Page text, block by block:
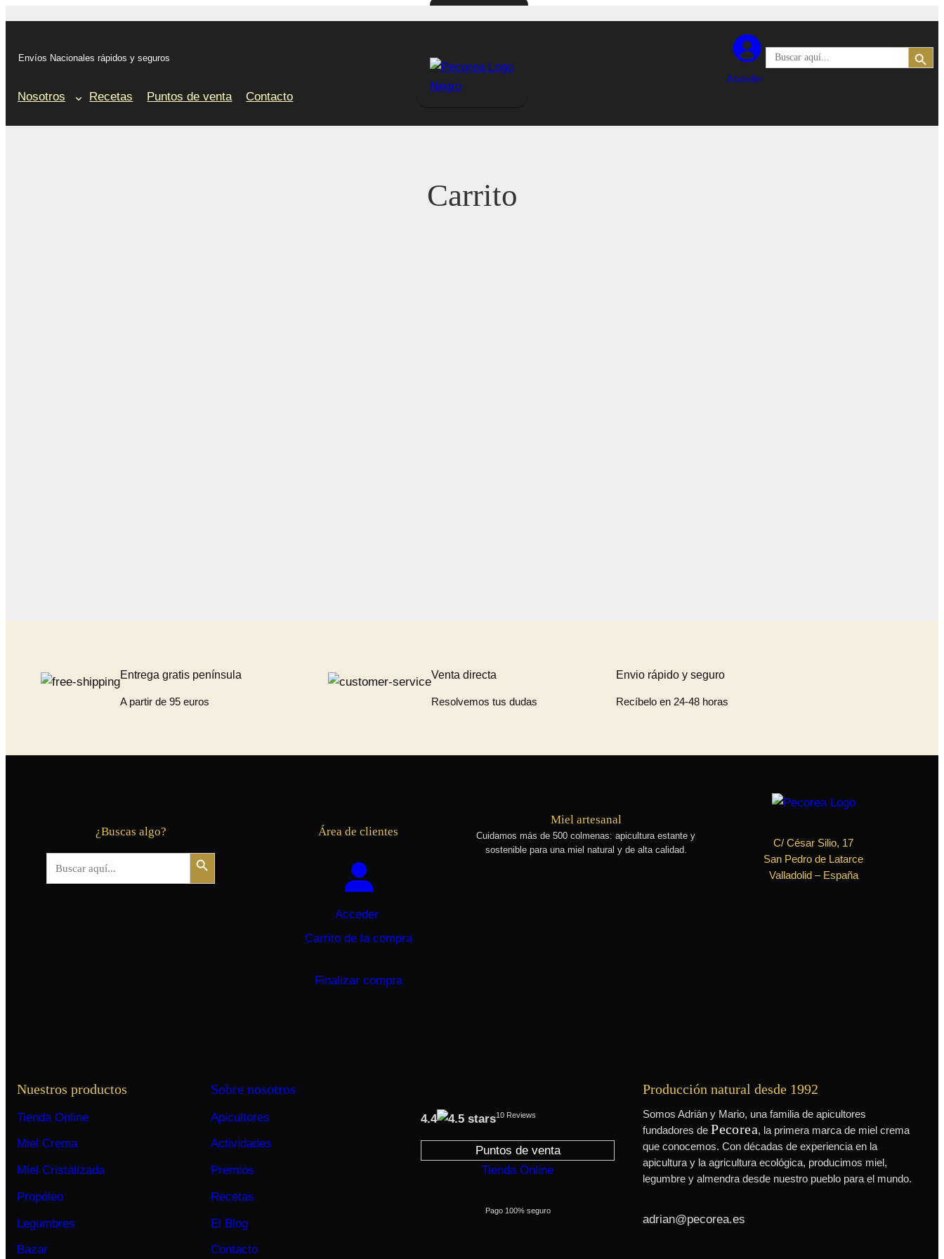
contenido
Envíos Nacionales rápidos y seguros
Nosotros Recetas Puntos de venta Contacto
Acceder
Buscar: Botón de búsqueda
Carrito
Entrega gratis península
A partir de 95 euros
Venta directa
Resolvemos tus dudas
Envio rápido y seguro
Recíbelo en 24-48 horas
¿Buscas algo?
Buscar: Botón de búsqueda
Área de clientes
Acceder
Carrito de la compra
Finalizar compra
Miel artesanal
Cuidamos más de 500 colmenas: apicultura estante y
sostenible para una miel natural y de alta calidad.
C/ César Silio, 17
San Pedro de Latarce
Valladolid– España
Nuestros productos
Tienda Online
Miel Crema
Miel Cristalizada
Propóleo
Legumbres
Bazar
Sobre nosotros
Apicultores
Actividades
Premios
Recetas
El Blog
Contacto
4.4 10 Reviews
Puntos de venta
Tienda Online
Pago 100% seguro
Producción natural desde 1992
Somos Adrián y Mario, una familia de apicultores
fundadores de Pecorea, la primera marca de miel crema
que conocemos. Con décadas de experiencia en la
apicultura y la agricultura ecológica, producimos miel,
legumbre y almendra desde nuestro pueblo para el mundo.
adrian@pecorea.es